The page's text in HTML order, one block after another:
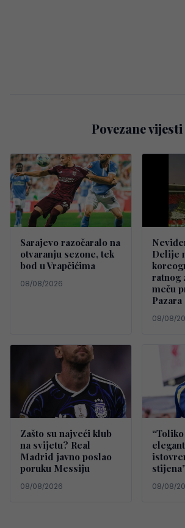
Povezane vijesti
Sarajevo razočaralo na
otvaranju sezone, tek
bod u Vrapčićima
08/08/2026
Delije
ratnog
meču
Pazara
08/08/
Zašto su najveći klub
na svijetu? Real
Madrid javno poslao
poruku Messiju
08/08/2026
stijena”
08/08/